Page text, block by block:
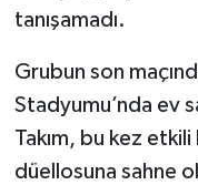
tanışamadı.
Grubun son
Stadyumu’nda ev
Takım, bu kez
düellosuna sahne